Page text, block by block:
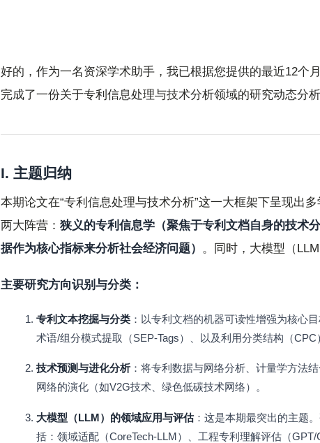
好的，作为一名资深学术助手，我已根据您提供的最近12个
完成了一份关于专利信息处理与技术分析领域的研究动态分析
I. 主题归纳
本期论文在“专利信息处理与技术分析”这一大框架下呈现出
两大阵营： 狭义的专利信息学（聚焦于专利文档自身的技术分
据作为核心指标来分析社会经济问题） 。同时，大模型（
主要研究方向识别与分类：
专利文本挖掘与分类 ：以专利文档的机器可读性增强为核心
术语/组分模式提取（SEP-Tags）、以及利用分类结构（CPC
技术预测与进化分析：将专利数据与网络分析、计量学方法
网络的演化（如V2G技术、绿色低碳技术网络）。
大模型（LLM）的领域应用与评估：这是本期最突出的主题
括：领域适配（CoreTech-LLM）、工程专利理解评估（